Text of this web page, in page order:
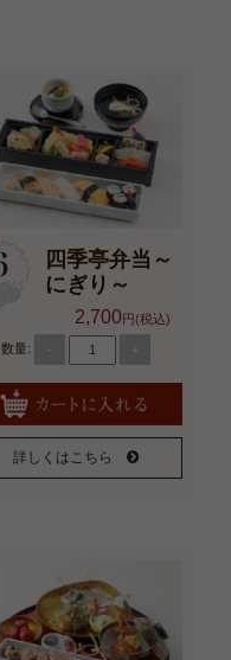
四季亭弁当～
にぎり～
2,700円(税込)
数量: +
詳しくはこちら